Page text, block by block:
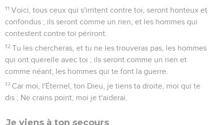
11 Voici, tous ceux qui s'irritent contre toi, seront honteux et
confondus ; ils seront comme un rien, et les hommes qui
contestent contre toi périront.
12 Tu les chercheras, et tu ne les trouveras pas, les hommes
qui ont querelle avec toi ; ils seront comme un rien et
comme néant, les hommes qui te font la guerre.
13 Car moi, l'Éternel, ton Dieu, je tiens ta droite, moi qui te
dis : Ne crains point, moi je t'aiderai.
Je viens à ton secours